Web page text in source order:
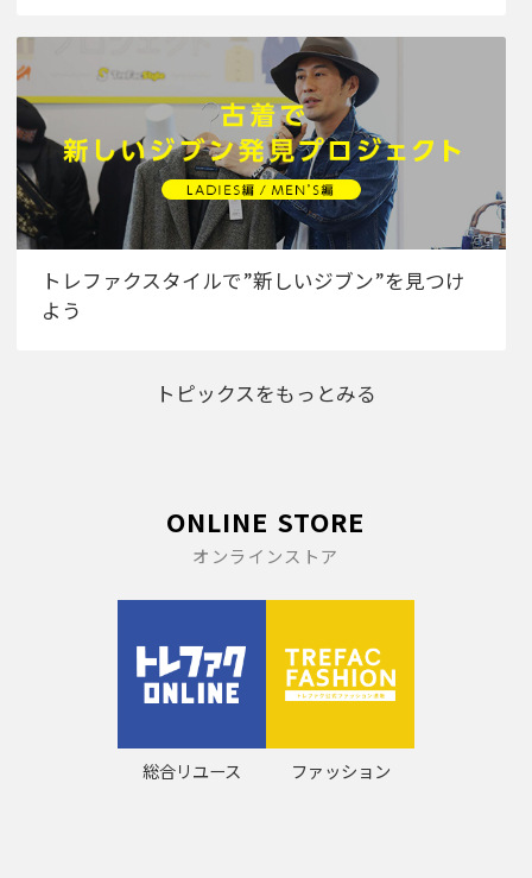
トレファクスタイルで”新しいジブン”を見つけ
よう
トピックスをもっとみる
ONLINE STORE
オンラインストア
総合リユース ファッション